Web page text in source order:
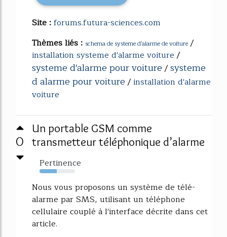
Site :forums.futura-sciences.com
Thèmes liés : schema de systeme d'alarme de voiture /
installation systeme d'alarme voiture/
systeme d'alarme pour voiture/systeme
d alarme pour voiture/installation d'alarme
voiture
0
Un portable GSM comme
transmetteur téléphonique d’alarme
Pertinence
48%
Nous vous proposons un système de télé-
alarme par SMS, utilisant un téléphone
cellulaire couplé à l'interface décrite dans cet
article.